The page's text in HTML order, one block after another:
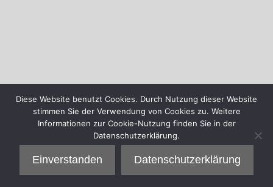
Diese Website benutzt Cookies. Durch Nutzung dieser Website
stimmen Sie der Verwendung von Cookies zu. Weitere
Informationen zur Cookie-Nutzung finden Sie in der
Datenschutzerklärung.
Einverstanden Datenschutzerklärung